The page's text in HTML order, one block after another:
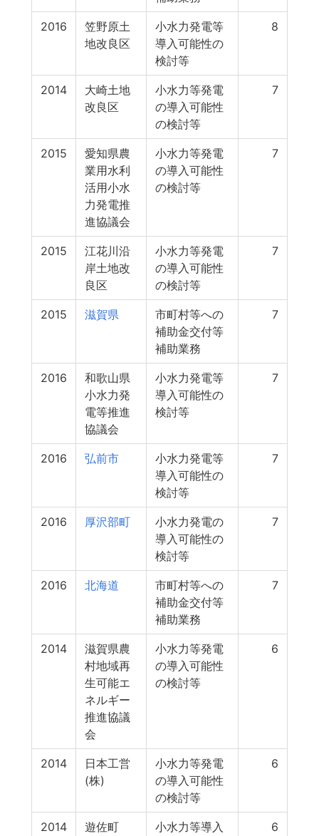
2016
笠野原土
地改良区
小水力発電等
導入可能性の
検討等
8
2014
大崎土地
改良区
小水力等発電
の導入可能性
の検討等
7
2015
愛知県農
業用水利
活用小水
力発電推
進協議会
小水力等発電
の導入可能性
の検討等
7
2015
江花川沿
岸土地改
良区
小水力等発電
の導入可能性
の検討等
7
2015 滋賀県
市町村等への
補助金交付等
補助業務
7
2016
和歌山県
小水力発
電等推進
協議会
小水力発電等
導入可能性の
検討等
7
2016 弘前市
小水力発電等
導入可能性の
検討等
7
2016 厚沢部町
小水力発電の
導入可能性の
検討等
7
2016 北海道
市町村等への
補助金交付等
補助業務
7
2014
滋賀県農
村地域再
生可能エ
ネルギー
推進協議
会
小水力等発電
の導入可能性
の検討等
6
2014
日本工営
(株)
小水力等発電
の導入可能性
の検討等
6
2014 遊佐町
小水力等導入
6